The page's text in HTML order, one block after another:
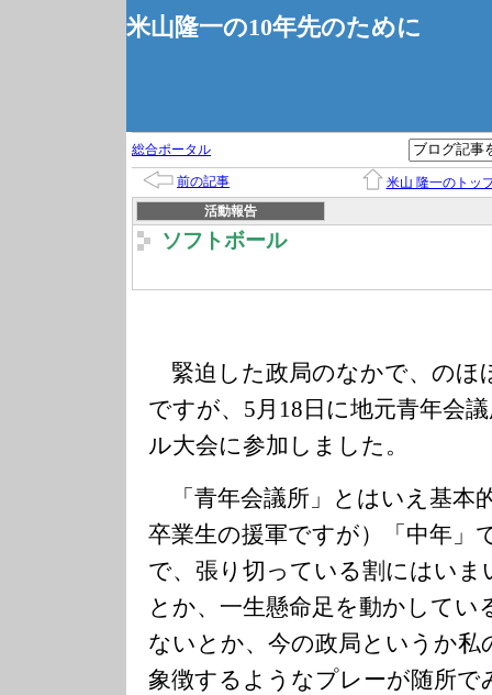
米山隆一の10年先のために
総合ポータル
前の記事
米山 隆一のトッ
活動報告
ソフトボール
緊迫した政局のなかで、のほ
ですが、5月18日に地元青年会
ル大会に参加しました。
「青年会議所」とはいえ基本
卒業生の援軍ですが）「中年」
で、張り切っている割にはい
とか、一生懸命足を動かしてい
ないとか、今の政局というか私
象徴するようなプレーが随所